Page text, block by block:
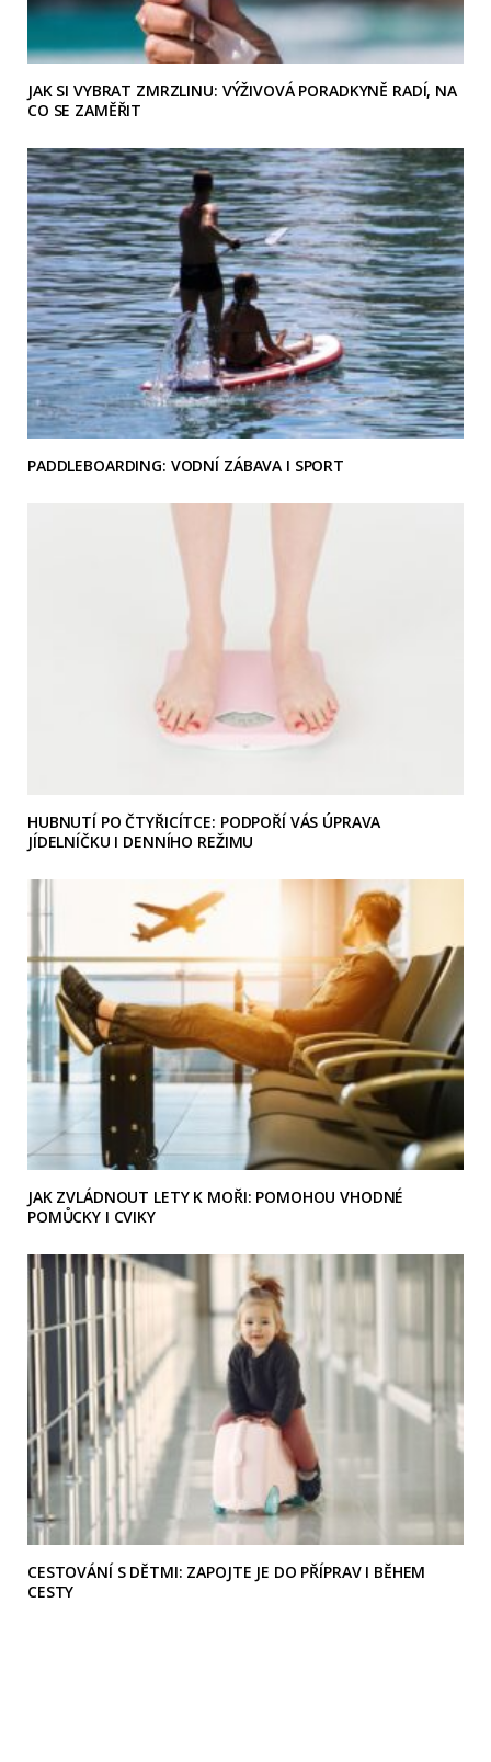
JAK SI VYBRAT ZMRZLINU: VÝŽIVOVÁ PORADKYNĚ RADÍ, NA
CO SE ZAMĚŘIT
PADDLEBOARDING: VODNÍ ZÁBAVA I SPORT
HUBNUTÍ PO ČTYŘICÍTCE: PODPOŘÍ VÁS ÚPRAVA
JÍDELNÍČKU I DENNÍHO REŽIMU
JAK ZVLÁDNOUT LETY K MOŘI: POMOHOU VHODNÉ
POMŮCKY I CVIKY
CESTOVÁNÍ S DĚTMI: ZAPOJTE JE DO PŘÍPRAV I BĚHEM
CESTY